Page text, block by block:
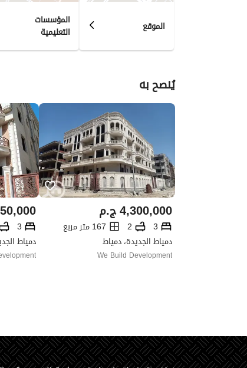
الموقع المؤسسات
التعليمية
يُنصح به
ج.م4,300,000
3
2
167 متر مربع
دمياط الجديدة، دمياط
We Build Development
3
دمياط